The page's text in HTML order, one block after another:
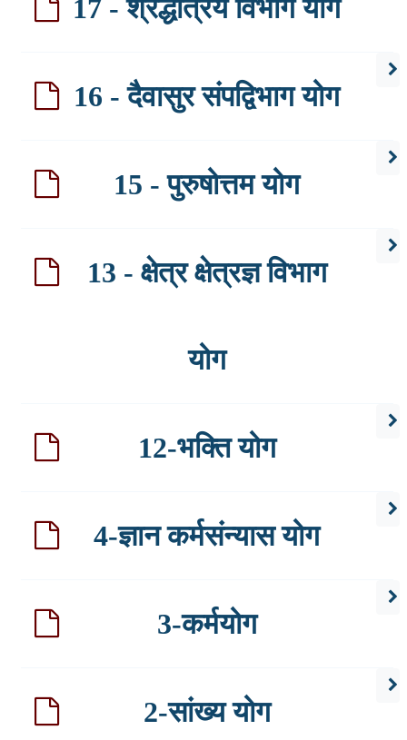
17 - श्रद्धात्रय विभाग योग
16 - दैवासुर संपद्विभाग योग
15 - पुरुषोत्तम योग
13 - क्षेत्र क्षेत्रज्ञ विभाग
योग
12-भक्ति योग
4-ज्ञान कर्मसंन्यास योग
3-कर्मयोग
2-सांख्य योग